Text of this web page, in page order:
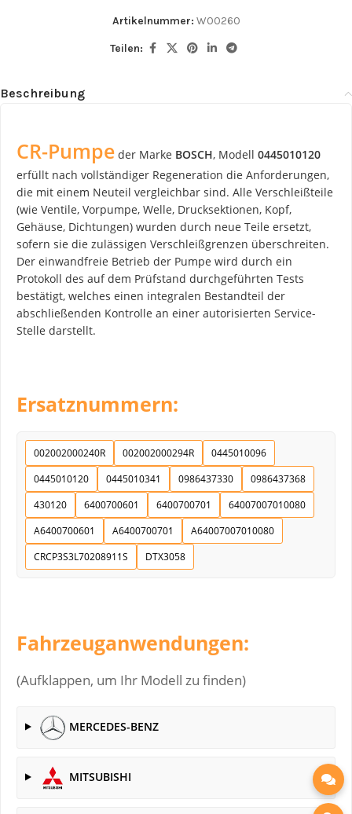
Artikelnummer: W00260
Teilen:
Beschreibung
CR-Pumpe der Marke BOSCH, Modell 0445010120
erfüllt nach vollständiger Regeneration die Anforderungen,
die mit einem Neuteil vergleichbar sind. Alle Verschleißteile
(wie Ventile, Vorpumpe, Welle, Drucksektionen, Kopf,
Gehäuse, Dichtungen) wurden durch neue Teile ersetzt,
sofern sie die zulässigen Verschleißgrenzen überschreiten.
Der einwandfreie Betrieb der Pumpe wird durch ein
Protokoll des auf dem Prüfstand durchgeführten Tests
bestätigt, welches einen integralen Bestandteil der
abschließenden Kontrolle an einer autorisierten Service-
Stelle darstellt.
Ersatznummern:
002002000240R 002002000294R
0445010096
0445010120
0445010341 0986437330
0986437368
430120
6400700601 6400700701
64007007010080
A6400700601
A6400700701
A64007007010080
CRCP3S3L70208911S
DTX3058
Fahrzeuganwendungen:
(Aufklappen, um Ihr Modell zu finden)
MERCEDES-BENZ
MITSUBISHI